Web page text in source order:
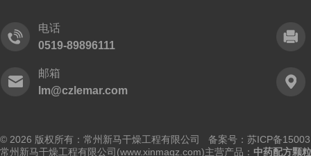
电话
0519-89896111
邮箱
lm@czlemar.com
© 2026 版权所有：常州新马干燥工程有限公司 备案号： 苏ICP备
常州新马干燥工程有限公司(www.xinmagz.com)主营产品： 中药配方颗